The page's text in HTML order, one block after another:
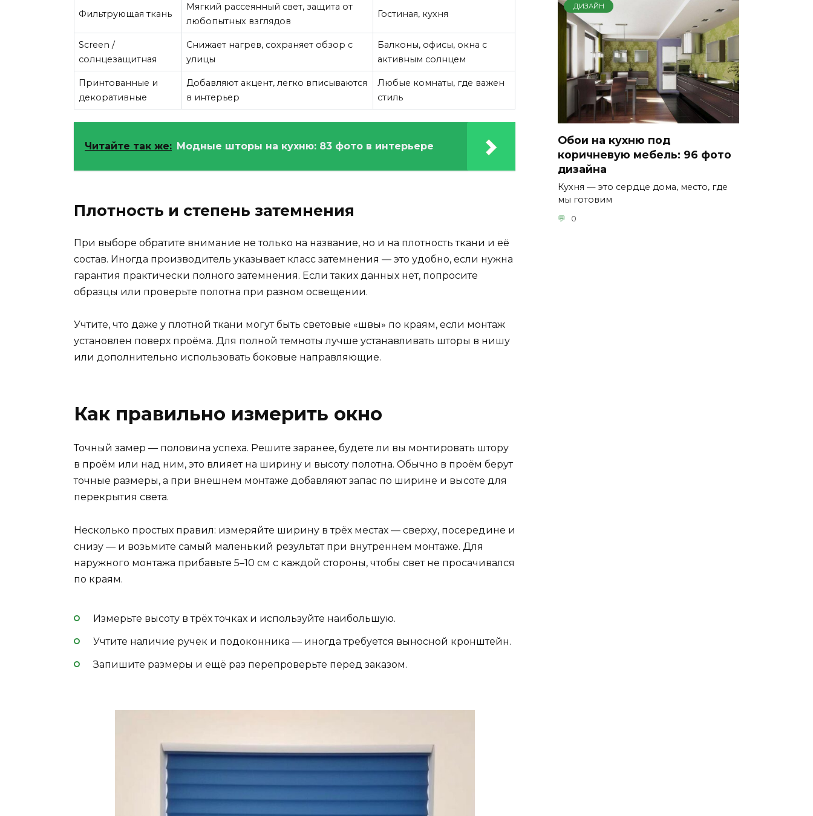
Фильтрующая ткань
Мягкий рассеянный свет, защита от
любопытных взглядов
Гостиная, кухня
Screen /
солнцезащитная
Снижает нагрев, сохраняет обзор с
улицы
Балконы, офисы, окна с
активным солнцем
Принтованные и
декоративные
Добавляют акцент, легко вписываются
в интерьер
Любые комнаты, где важен
стиль
Читайте так же: Модные шторы на кухню: 83 фото в интерьере
Плотность и степень затемнения
При выборе обратите внимание не только на название, но и на плотность ткани и её
состав. Иногда производитель указывает класс затемнения — это удобно, если нужна
гарантия практически полного затемнения. Если таких данных нет, попросите
образцы или проверьте полотна при разном освещении.
Учтите, что даже у плотной ткани могут быть световые «швы» по краям, если монтаж
установлен поверх проёма. Для полной темноты лучше устанавливать шторы в нишу
или дополнительно использовать боковые направляющие.
Как правильно измерить окно
Точный замер — половина успеха. Решите заранее, будете ли вы монтировать штору
в проём или над ним, это влияет на ширину и высоту полотна. Обычно в проём берут
точные размеры, а при внешнем монтаже добавляют запас по ширине и высоте для
перекрытия света.
Несколько простых правил: измеряйте ширину в трёх местах — сверху, посередине и
снизу — и возьмите самый маленький результат при внутреннем монтаже. Для
наружного монтажа прибавьте 5–10 см с каждой стороны, чтобы свет не просачивался
по краям.
Измерьте высоту в трёх точках и используйте наибольшую.
Учтите наличие ручек и подоконника — иногда требуется выносной кронштейн.
Запишите размеры и ещё раз перепроверьте перед заказом.
ДИЗАЙН
Обои на кухню под
коричневую мебель: 96 фото
дизайна
Кухня — это сердце дома, место, где
мы готовим
0